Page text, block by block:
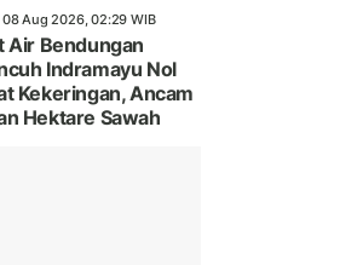
08 Aug 2026, 02:29 WIB
Air Bendungan
Indramayu Nol
Kekeringan, Ancam
Hektare Sawah